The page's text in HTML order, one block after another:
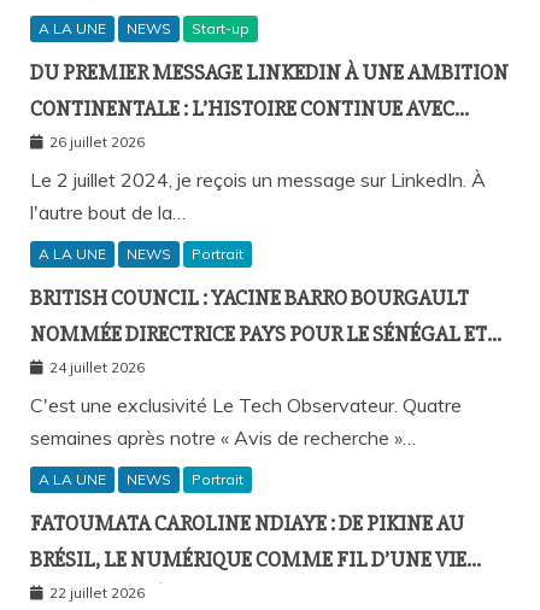
A LA UNE NEWS Start-up
DU PREMIER MESSAGE LINKEDIN À UNE AMBITION
CONTINENTALE : L’HISTOIRE CONTINUE AVEC
BIRAHIM FALL ET BICTORYS
26 juillet 2026
Le 2 juillet 2024, je reçois un message sur LinkedIn. À
l'autre bout de la…
A LA UNE NEWS Portrait
BRITISH COUNCIL : YACINE BARRO BOURGAULT
NOMMÉE DIRECTRICE PAYS POUR LE SÉNÉGAL ET
L’AFRIQUE FRANCOPHONE
24 juillet 2026
C'est une exclusivité Le Tech Observateur. Quatre
semaines après notre « Avis de recherche »…
A LA UNE NEWS Portrait
FATOUMATA CAROLINE NDIAYE : DE PIKINE AU
BRÉSIL, LE NUMÉRIQUE COMME FIL D’UNE VIE
SANS FRONTIÈRES
22 juillet 2026